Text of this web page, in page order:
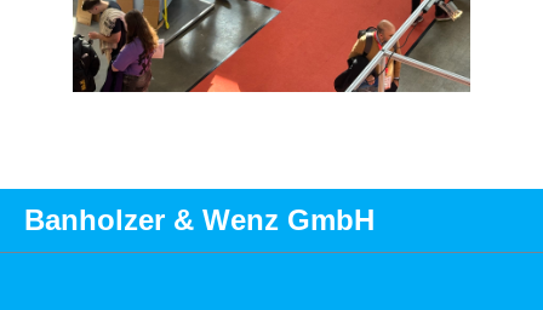
Banholzer & Wenz GmbH